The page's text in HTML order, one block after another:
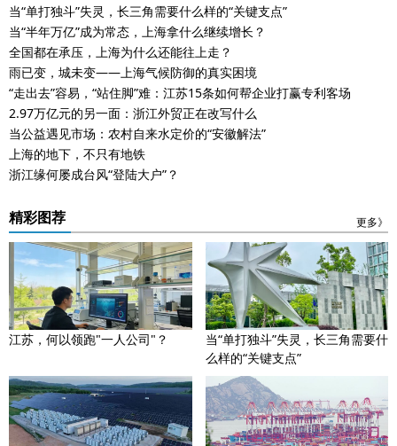
当“单打独斗”失灵，长三角需要什么样的“关键支点”
当“半年万亿”成为常态，上海拿什么继续增长？
全国都在承压，上海为什么还能往上走？
雨已变，城未变——上海气候防御的真实困境
“走出去”容易，“站住脚”难：江苏15条如何帮企业打赢专利客场
2.97万亿元的另一面：浙江外贸正在改写什么
当公益遇见市场：农村自来水定价的“安徽解法”
上海的地下，不只有地铁
浙江缘何屡成台风“登陆大户”？
精彩图荐 更多》
江苏，何以领跑"一人公司"？
当“单打独斗”失灵，长三角需要什
么样的“关键支点”